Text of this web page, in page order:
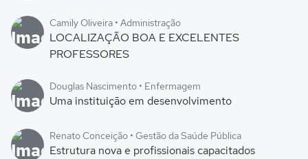
Camily Oliveira • Administração
LOCALIZAÇÃO BOA E EXCELENTES
PROFESSORES
Douglas Nascimento • Enfermagem
Uma instituição em desenvolvimento
Renato Conceição • Gestão da Saúde Pública
Estrutura nova e profissionais capacitados